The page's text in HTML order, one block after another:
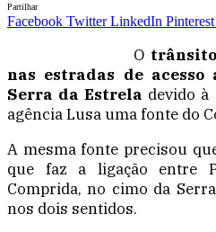
Partilhar
Facebook Twitter LinkedIn Pinterest
O trânsito
nas estradas de
Serra da Estrela devido à
agência Lusa uma fonte do
A mesma fonte precisou
que faz a ligação entre
Comprida, no cimo da
nos dois sentidos.